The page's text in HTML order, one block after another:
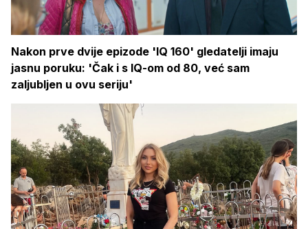
Nakon prve dvije epizode 'IQ 160' gledatelji imaju
jasnu poruku: 'Čak i s IQ-om od 80, već sam
zaljubljen u ovu seriju'